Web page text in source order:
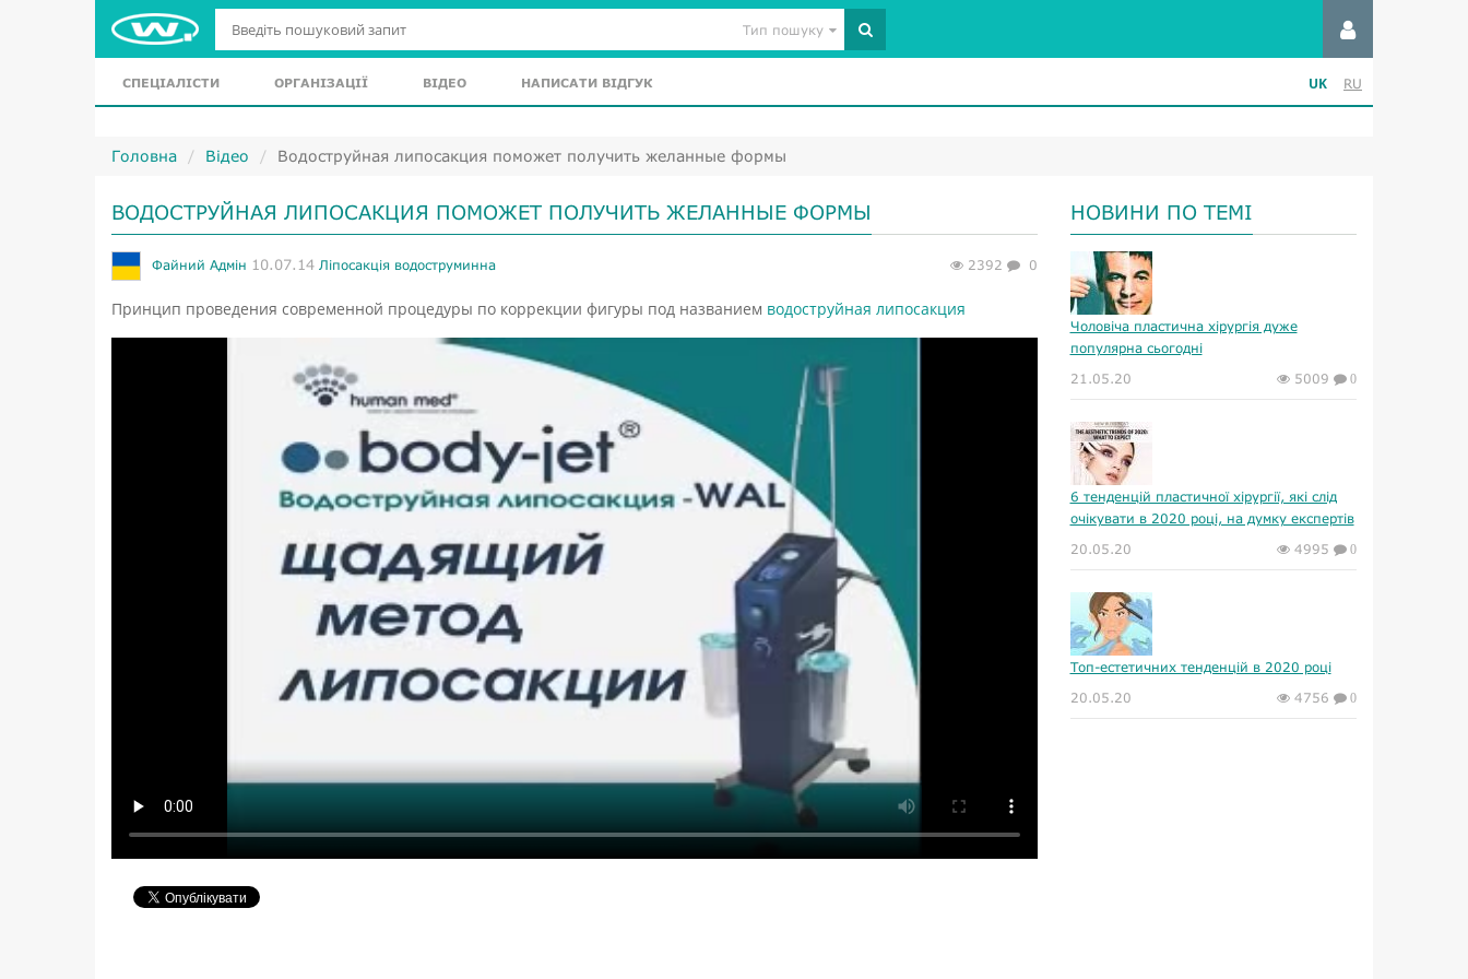
Тип пошуку
СПЕЦІАЛІСТИ ОРГАНІЗАЦІЇ ВІДЕО НАПИСАТИ ВІДГУК UK RU
Головна Відео Водоструйная липосакция поможет получить желанные формы
ВОДОСТРУЙНАЯ ЛИПОСАКЦИЯ ПОМОЖЕТ ПОЛУЧИТЬ ЖЕЛАННЫЕ ФОРМЫ
Файний Адмін 10.07.14 Ліпосакція водоструминна 2392 0
Принцип проведения современной процедуры по коррекции фигуры под названием водоструйная липосакция
НОВИНИ ПО ТЕМІ
Чоловіча пластична хірургія дуже
популярна сьогодні
21.05.20
5009 0
6 тенденцій пластичної хірургії, які слід
очікувати в 2020 році, на думку експертів
20.05.20
4995 0
Топ-естетичних тенденцій в 2020 році
20.05.20
4756 0